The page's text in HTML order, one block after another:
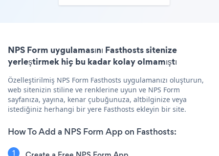
NPS Form uygulamasını Fasthosts sitenize
yerleştirmek hiç bu kadar kolay olmamıştı
Özelleştirilmiş NPS Form Fasthosts uygulamanızı oluşturun,
web sitenizin stiline ve renklerine uyun ve NPS Form
sayfanıza, yayına, kenar çubuğunuza, altbilginize veya
istediğiniz herhangi bir yere Fasthosts ekleyin bir site.
How To Add a NPS Form App on Fasthosts: